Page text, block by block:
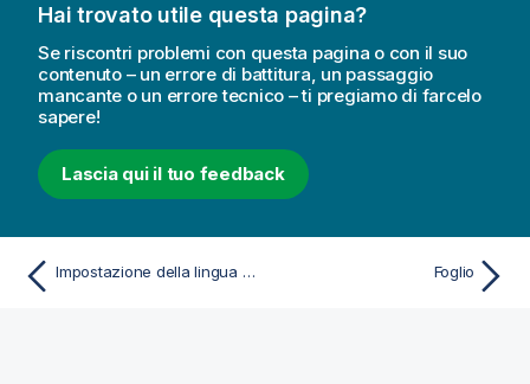
Hai trovato utile questa pagina?
Se riscontri problemi con questa pagina o con il suo
contenuto – un errore di battitura, un passaggio
mancante o un errore tecnico – ti pregiamo di farcelo
sapere!
Lascia qui il tuo feedback
Impostazione della lingua preferita in AccessPoint Foglio